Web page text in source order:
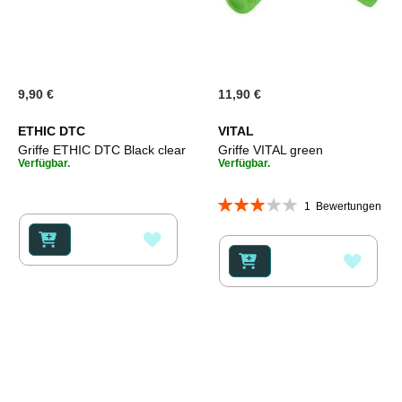
9,90 €
ETHIC DTC
Griffe ETHIC DTC Black clear
Verfügbar.
WUNSCHLISTE
11,90 €
VITAL
Griffe VITAL green
Verfügbar.
Bewertung:
1 Bewertungen